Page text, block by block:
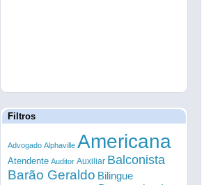
Filtros
Advogado Alphaville Americana
Atendente Auditor Auxiliar Balconista
Barão Geraldo Bilingue